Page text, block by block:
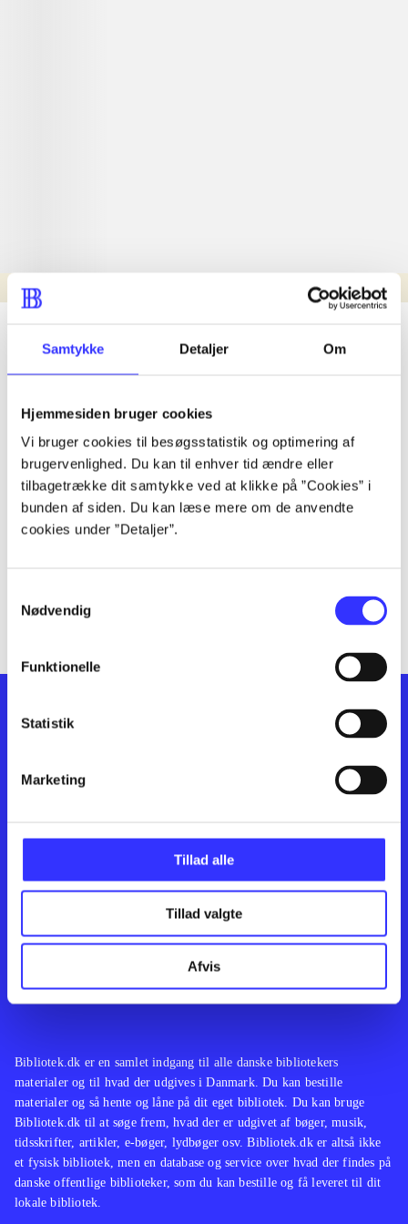
Samtykke Detaljer Om
Hjemmesiden bruger cookies
Vi bruger cookies til besøgsstatistik og optimering af
brugervenlighed. Du kan til enhver tid ændre eller
tilbagetrække dit samtykke ved at klikke på ”Cookies” i
bunden af siden. Du kan læse mere om de anvendte
cookies under ”Detaljer”.
Nødvendig
Funktionelle
Statistik
Marketing
Tillad alle
Tillad valgte
Afvis
Nyhed
lorem ipsum dolor sit amet ...
lorem ipsum dolor sit amet ...
lorem ipsum dolor sit amet ...
lorem ipsum dolor sit amet ...
lorem ipsum dolor sit amet ...
lorem ipsum dolor sit amet ...
lorem ipsum dolor sit amet ...
Feedback
Bibliotek.dk er en samlet indgang til alle danske bibliotekers
materialer og til hvad der udgives i Danmark. Du kan bestille
materialer og så hente og låne på dit eget bibliotek. Du kan bruge
Bibliotek.dk til at søge frem, hvad der er udgivet af bøger, musik,
tidsskrifter, artikler, e-bøger, lydbøger osv. Bibliotek.dk er altså ikke
et fysisk bibliotek, men en database og service over hvad der findes på
danske offentlige biblioteker, som du kan bestille og få leveret til dit
lokale bibliotek.
Kontakt os
English
Artikler
Film
Musik
Noder